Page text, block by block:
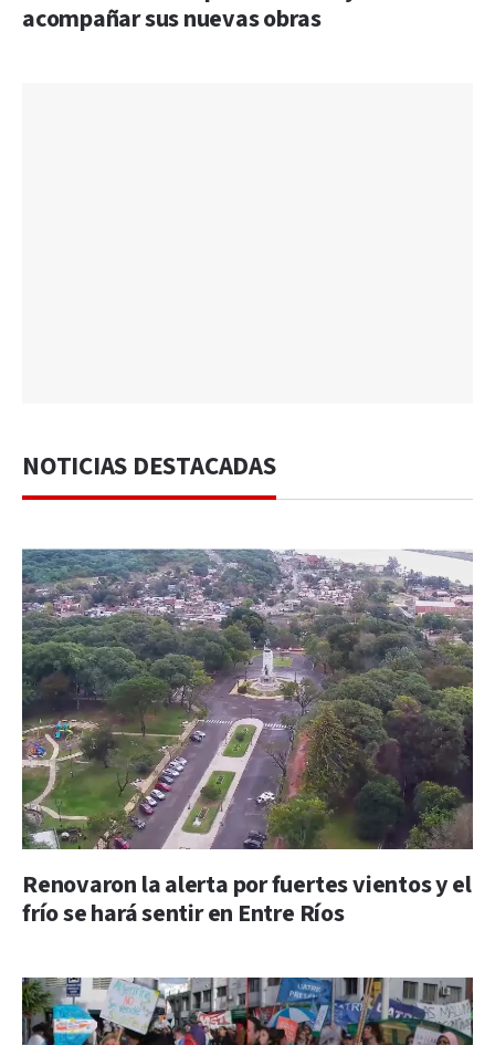
acompañar sus nuevas obras
NOTICIAS DESTACADAS
Renovaron la alerta por fuertes vientos y el
frío se hará sentir en Entre Ríos